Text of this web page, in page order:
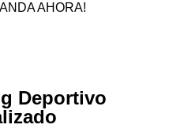
AHORA!
Deportivo